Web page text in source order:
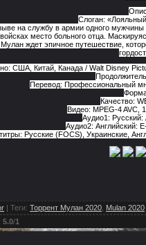
Слоган:
на службу в армии одного
место больного отца.
ждет эпичное путешествие,
США, Китай, Канада / Walt Disney
Перевод: Профессиональный
Качество:
Видео: MPEG-4 AVC,
Аудио1: Русский:
Аудио2: Английский:
Русские (FOCS), Украинские,
| Теги: Торрент Мулан 2020 Mulan 2020
5.0/1